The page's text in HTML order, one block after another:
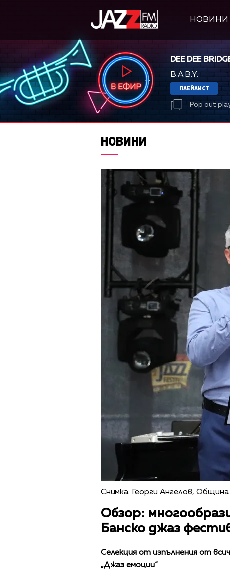
НОВИНИ
DEE DEE
B.A.B.Y.
ПЛЕЙЛИСТ
Pop out
НОВИНИ
Снимка: Георги Ангелов, Община
Обзор:
Банско джаз
Селекция от изпълнения от
„Джаз емоции“